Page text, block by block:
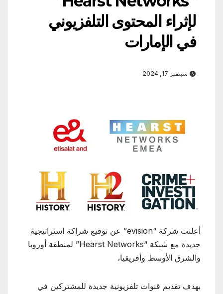
لإثراء المحتوى التلفزيوني
في الإمارات
سبتمبر 17, 2024
أعلنت شركة “evision” عن توقيع شراكة استراتيجية
جديدة مع شبكة “Hearst Networks” لمنطقة أوروبا
والشرق الأوسط وأفريقيا،
بهدف تقديم قنوات تلفزيونية جديدة للمشتركين في